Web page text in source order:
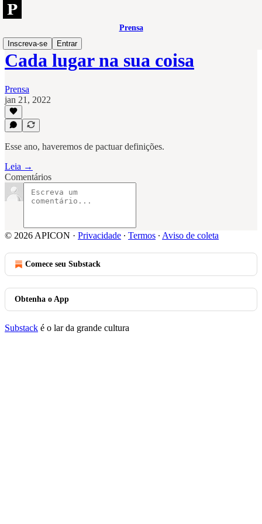
Prensa
Inscreva-se
Entrar
Cada lugar na sua coisa
Prensa
jan 21, 2022
Esse ano, haveremos de pactuar definições.
Leia →
Comentários
© 2026 APICON · Privacidade ∙ Termos ∙ Aviso de coleta
Comece seu Substack
Obtenha o App
Substack é o lar da grande cultura